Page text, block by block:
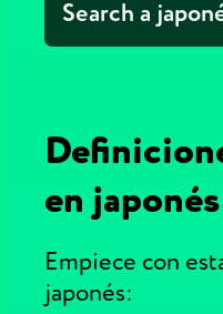
en
Empiece con
japonés: